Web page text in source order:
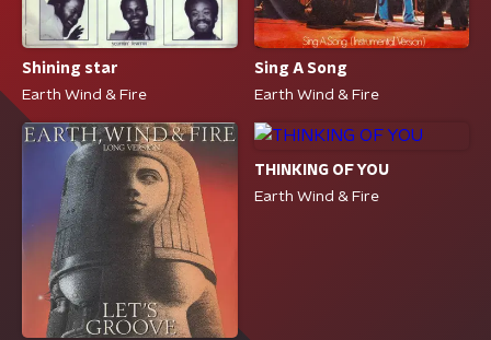
Shining star
Earth Wind & Fire
Sing A Song
Earth Wind & Fire
THINKING OF YOU
Earth Wind & Fire